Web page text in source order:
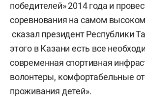
победителей» 2014 года и
соревнования на самом
сказал президент Республики
этого в Казани есть все
современная спортивная
волонтеры, комфортабельные
проживания детей».